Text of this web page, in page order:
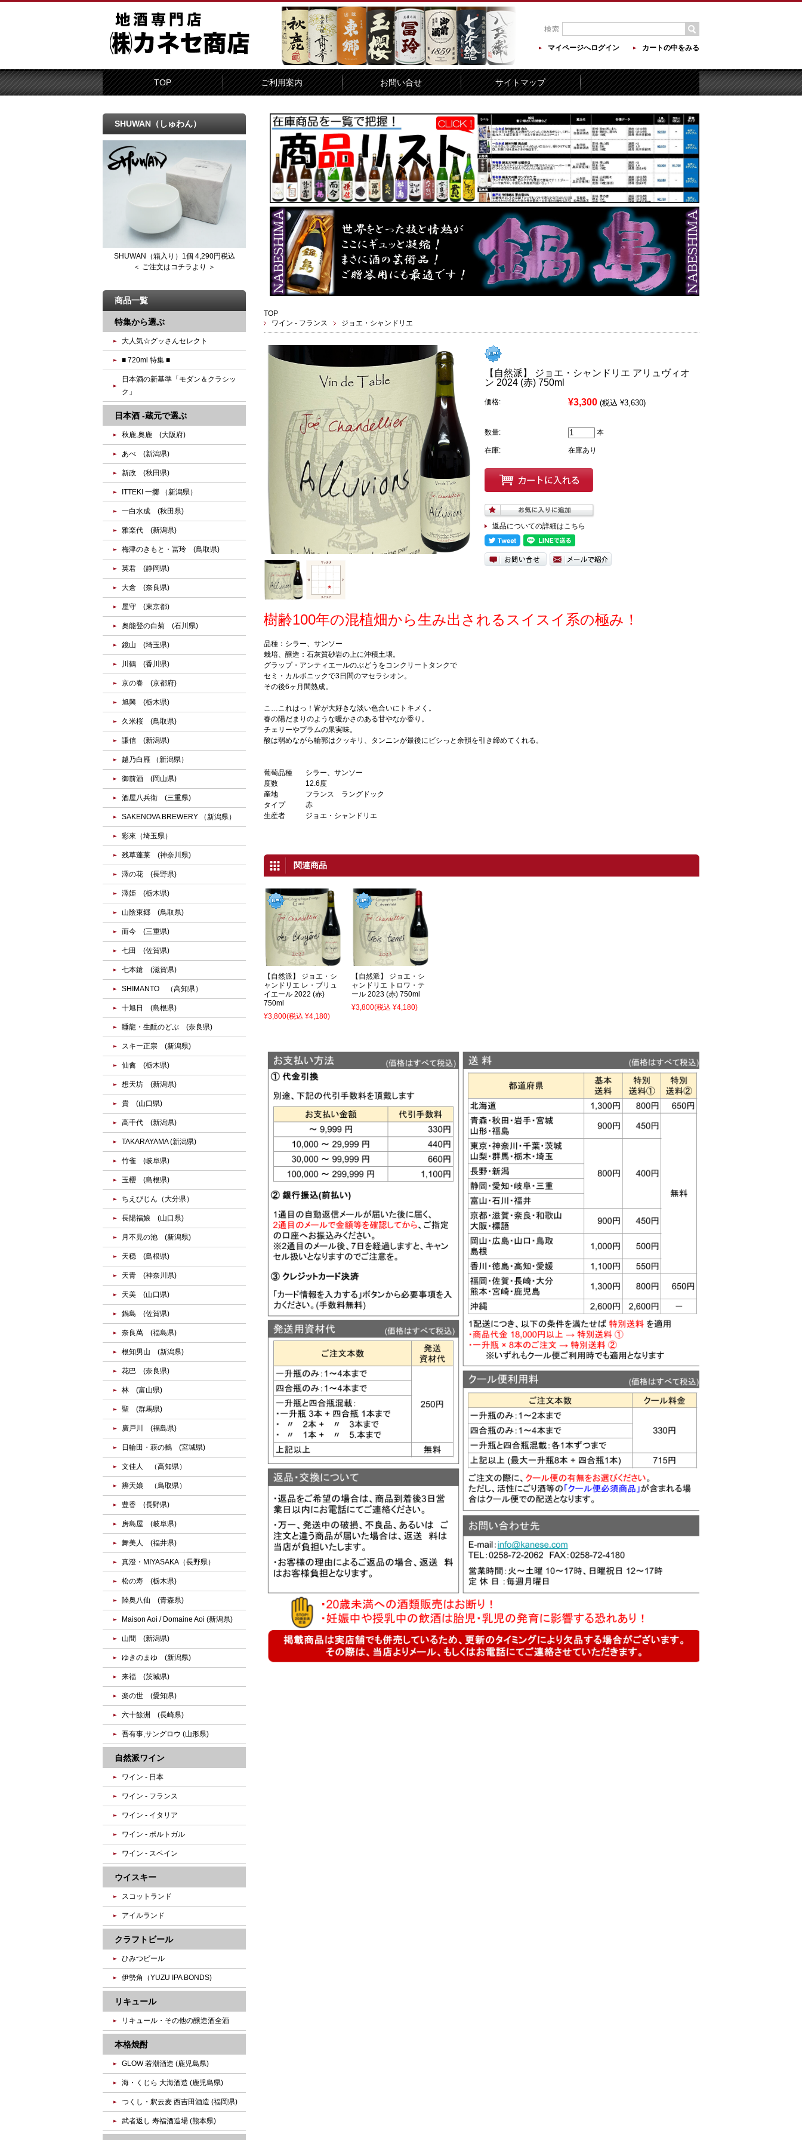
マイページへログイン カートの中をみる
TOP ご利用案内 お問い合せ サイトマップ
TOP
ワイン - フランス
ジョエ・シャンドリエ
【自然派】 ジョエ・シャンドリエ アリュヴィオ
ン 2024 (赤) 750ml
価格: ¥3,300 (税込 ¥3,630)
数量: 本
在庫: 在庫あり
返品についての詳細はこちら
樹齢100年の混植畑から生み出されるスイスイ系の極み！
品種：シラー、サンソー
栽培、醸造：石灰質砂岩の上に沖積土壌。
グラップ・アンティエールのぶどうをコンクリートタンクで
セミ・カルボニックで3日間のマセラシオン。
その後6ヶ月間熟成。
こ…これはっ！皆が大好きな淡い色合いにトキメく。
春の陽だまりのような暖かさのある甘やなか香り。
チェリーやプラムの果実味。
酸は弱めながら輪郭はクッキリ、タンニンが最後にビシっと余韻を引き締めてくれる。
葡萄品種
シラー、サンソー
度数
12.6度
産地
フランス ラングドック
タイプ
赤
生産者
ジョエ・シャンドリエ
関連商品
【自然派】 ジョエ・シ
ャンドリエ レ・ブリュ
イエール 2022 (赤)
750ml
¥3,800(税込 ¥4,180)
【自然派】 ジョエ・シ
ャンドリエ トロワ・テ
ール 2023 (赤) 750ml
¥3,800(税込 ¥4,180)
SHUWAN（しゅわん）
SHUWAN（箱入り）1個 4,290円税込
＜ ご注文はコチラより ＞
商品一覧
特集から選ぶ
大人気☆グッさんセレクト
■ 720ml 特集 ■
日本酒の新基準「モダン＆クラシッ
ク」
日本酒 -蔵元で選ぶ
秋鹿,奥鹿 (大阪府)
あべ (新潟県)
新政 (秋田県)
ITTEKI 一擲 （新潟県）
一白水成 (秋田県)
雅楽代 (新潟県)
梅津のきもと・冨玲 (鳥取県)
英君 (静岡県)
大倉 (奈良県)
屋守 (東京都)
奥能登の白菊 (石川県)
鏡山 (埼玉県)
川鶴 (香川県)
京の春 (京都府)
旭興 (栃木県)
久米桜 (鳥取県)
謙信 (新潟県)
越乃白雁 （新潟県）
御前酒 (岡山県)
酒屋八兵衛 (三重県)
SAKENOVA BREWERY （新潟県）
彩來（埼玉県）
残草蓬莱 (神奈川県)
澤の花 (長野県)
澤姫 (栃木県)
山陰東郷 (鳥取県)
而今 (三重県)
七田 (佐賀県)
七本鎗 (滋賀県)
SHIMANTO （高知県）
十旭日 (島根県)
睡龍・生酛のどぶ (奈良県)
スキー正宗 (新潟県)
仙禽 (栃木県)
想天坊 (新潟県)
貴 (山口県)
高千代 (新潟県)
TAKARAYAMA (新潟県)
竹雀 (岐阜県)
玉櫻 (島根県)
ちえびじん（大分県）
長陽福娘 (山口県)
月不見の池 (新潟県)
天穏 (島根県)
天青 (神奈川県)
天美 (山口県)
鍋島 (佐賀県)
奈良萬 (福島県)
根知男山 (新潟県)
花巴 (奈良県)
林 (富山県)
聖 (群馬県)
廣戸川 (福島県)
日輪田・萩の鶴 (宮城県)
文佳人 （高知県）
辨天娘 （鳥取県）
豊香 (長野県)
房島屋 (岐阜県)
舞美人 (福井県)
真澄・MIYASAKA（長野県）
松の寿 (栃木県)
陸奥八仙 (青森県)
Maison Aoi / Domaine Aoi (新潟県)
山間 (新潟県)
ゆきのまゆ (新潟県)
来福 (茨城県)
楽の世 (愛知県)
六十餘洲 (長崎県)
吾有事,サングロウ (山形県)
自然派ワイン
ワイン - 日本
ワイン - フランス
ワイン - イタリア
ワイン - ポルトガル
ワイン - スペイン
ウイスキー
スコットランド
アイルランド
クラフトビール
ひみつビール
伊勢角（YUZU IPA BONDS)
リキュール
リキュール・その他の醸造酒全酒
本格焼酎
GLOW 若潮酒造 (鹿児島県)
海・くじら 大海酒造 (鹿児島県)
つくし・釈云麦 西吉田酒造 (福岡県)
武者返し 寿福酒造場 (熊本県)